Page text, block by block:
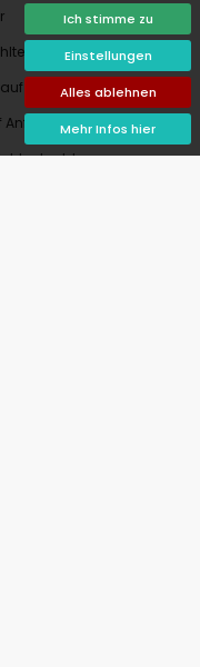
Ich stimme zu
Einstellungen
Alles ablehnen
Mehr Infos hier
Termine
Anfrage
Anfrage
erlaubt